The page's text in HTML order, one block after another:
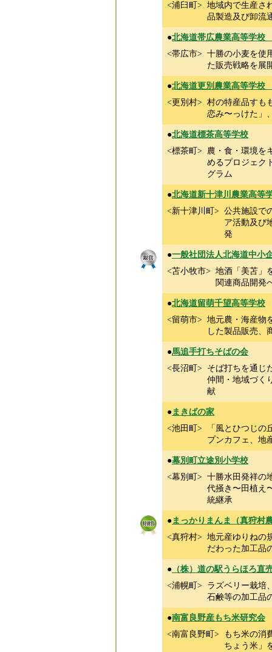
<浦臼町> 地域内で生産さ
品製造及び卸流
●北海道帯広農業高等学校
<帯広市> 十勝の小麦を使
た販売戦略を展
●北海道更別農業高等学校
<更別村> 村の特産品すも
恋み〜っけた」
●北海道標茶高等学校
<標茶町> 農・食・環境を
めるプロジェク
グラム
●北海道新十津川農業高等
<新十津川町> 公共施設で
ア活動及び
発
●一般社団法人北海道中小
<苫小牧市> 地酒「美苫」
関連商品開発
●北海道留萌千望高等学校
<留萌市> 地元農・海産物
した製品販売、
●馬追手打ちそばの会
<長沼町> そば打ちを通じ
仲間・地域づく
献
●まきばの家
<池田町>
「風とひつじ
プンカフェ、地
●幕別町立途別小学校
<幕別町> 十勝水田発祥の
代掻き〜田植え
統継承
●まっかりまんま（真狩村
<真狩村> 地元産ゆりねの
だわった加工品
● （株）道の駅うらほろ直
<浦幌町> ラズベリー栽培
石鹸等の加工品
●南富良野産もち米研究会
<南富良野町>
もち米の消
ちょう米」